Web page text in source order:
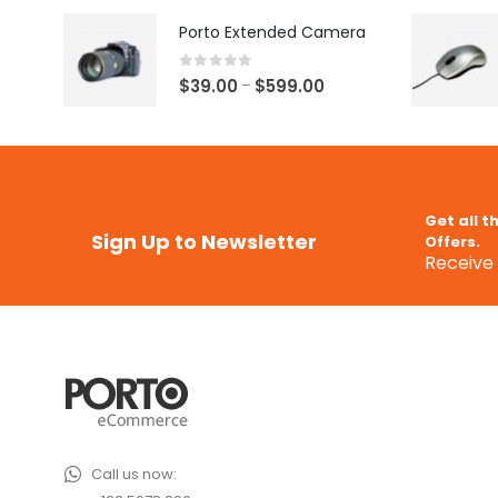
Porto Extended Camera
0 out of 5
$39.00 – $599.00
Sign Up to Newsletter
Get all
Offers.
Call us now: